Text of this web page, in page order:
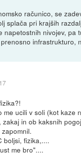
računico, se
splača pri krajših
napetostnih nivojev, pa
infrastrukturo,
me ucili v soli (kot kaze
in ob kaksnih
boljsi, fizika,....
me bro"....